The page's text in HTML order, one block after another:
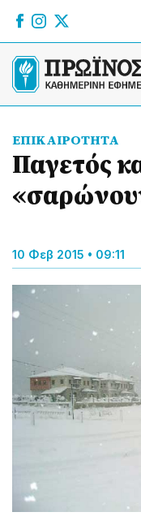
ΕΠΙΚΑΙΡΟΤΗΤΑ
Παγετός
10 Φεβ 2015 • 09:11